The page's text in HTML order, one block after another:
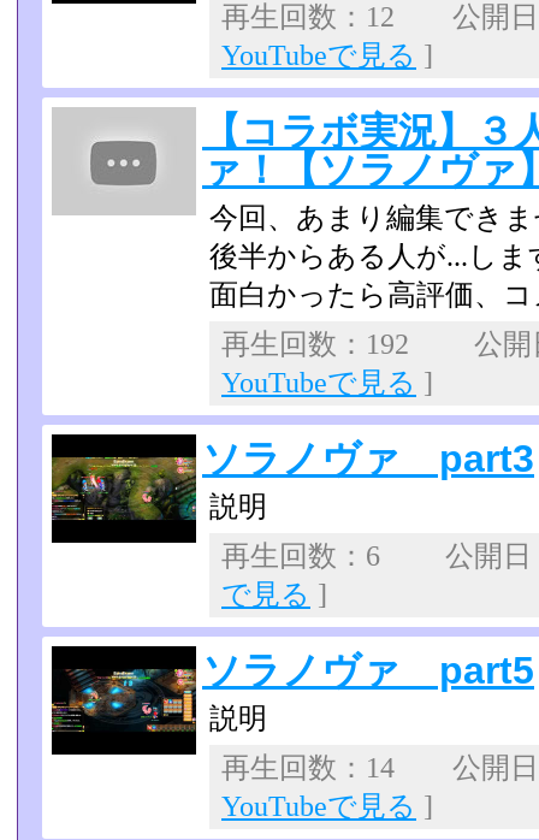
再生回数：12 公開
YouTubeで見る ]
【コラボ実況】
ァ！【ソラノヴァ
今回、あまり編集でき
後半からある人が...しま
面白かったら高評価、
再生回数：192 公
YouTubeで見る ]
ソラノヴァ part3
説明
再生回数：6 公開
で見る ]
ソラノヴァ part5
説明
再生回数：14 公開
YouTubeで見る ]